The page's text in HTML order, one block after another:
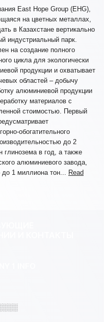
East Hope Group (EHG),
на цветных металлах,
в Казахстане вертикально
индустриальный парк.
на создание полного
цикла для экологически
продукции и охватывает
областей – добычу
алюминиевой продукции
материалов с
стоимостью. Первый
обогатительного
до 2
глинозема в год, а также
алюминиевого завода,
до 1 миллиона тон... Read